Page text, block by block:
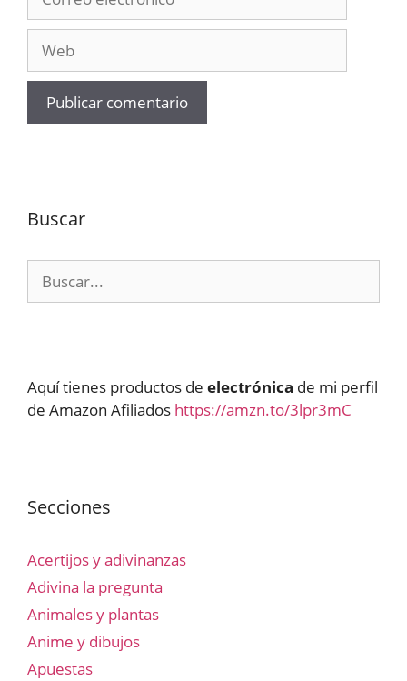
electrónico
Buscar
Aquí tienes productos de electrónica de mi perfil
de Amazon Afiliados https://amzn.to/3lpr3mC
Secciones
Acertijos y adivinanzas
Adivina la pregunta
Animales y plantas
Anime y dibujos
Apuestas